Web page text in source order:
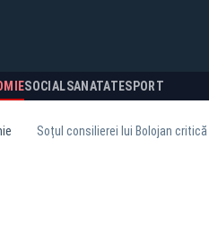
SOCIALSANATATESPORT
Soțul consilierei lui Bolojan